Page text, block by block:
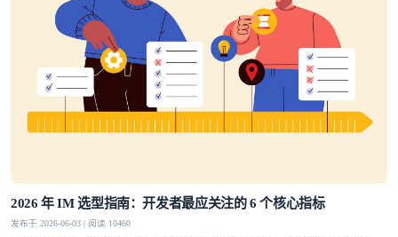
2026 年 IM 选型指南：开发者最应关注的 6 个核心指标
发布于 2026-06-03 | 阅读 10460